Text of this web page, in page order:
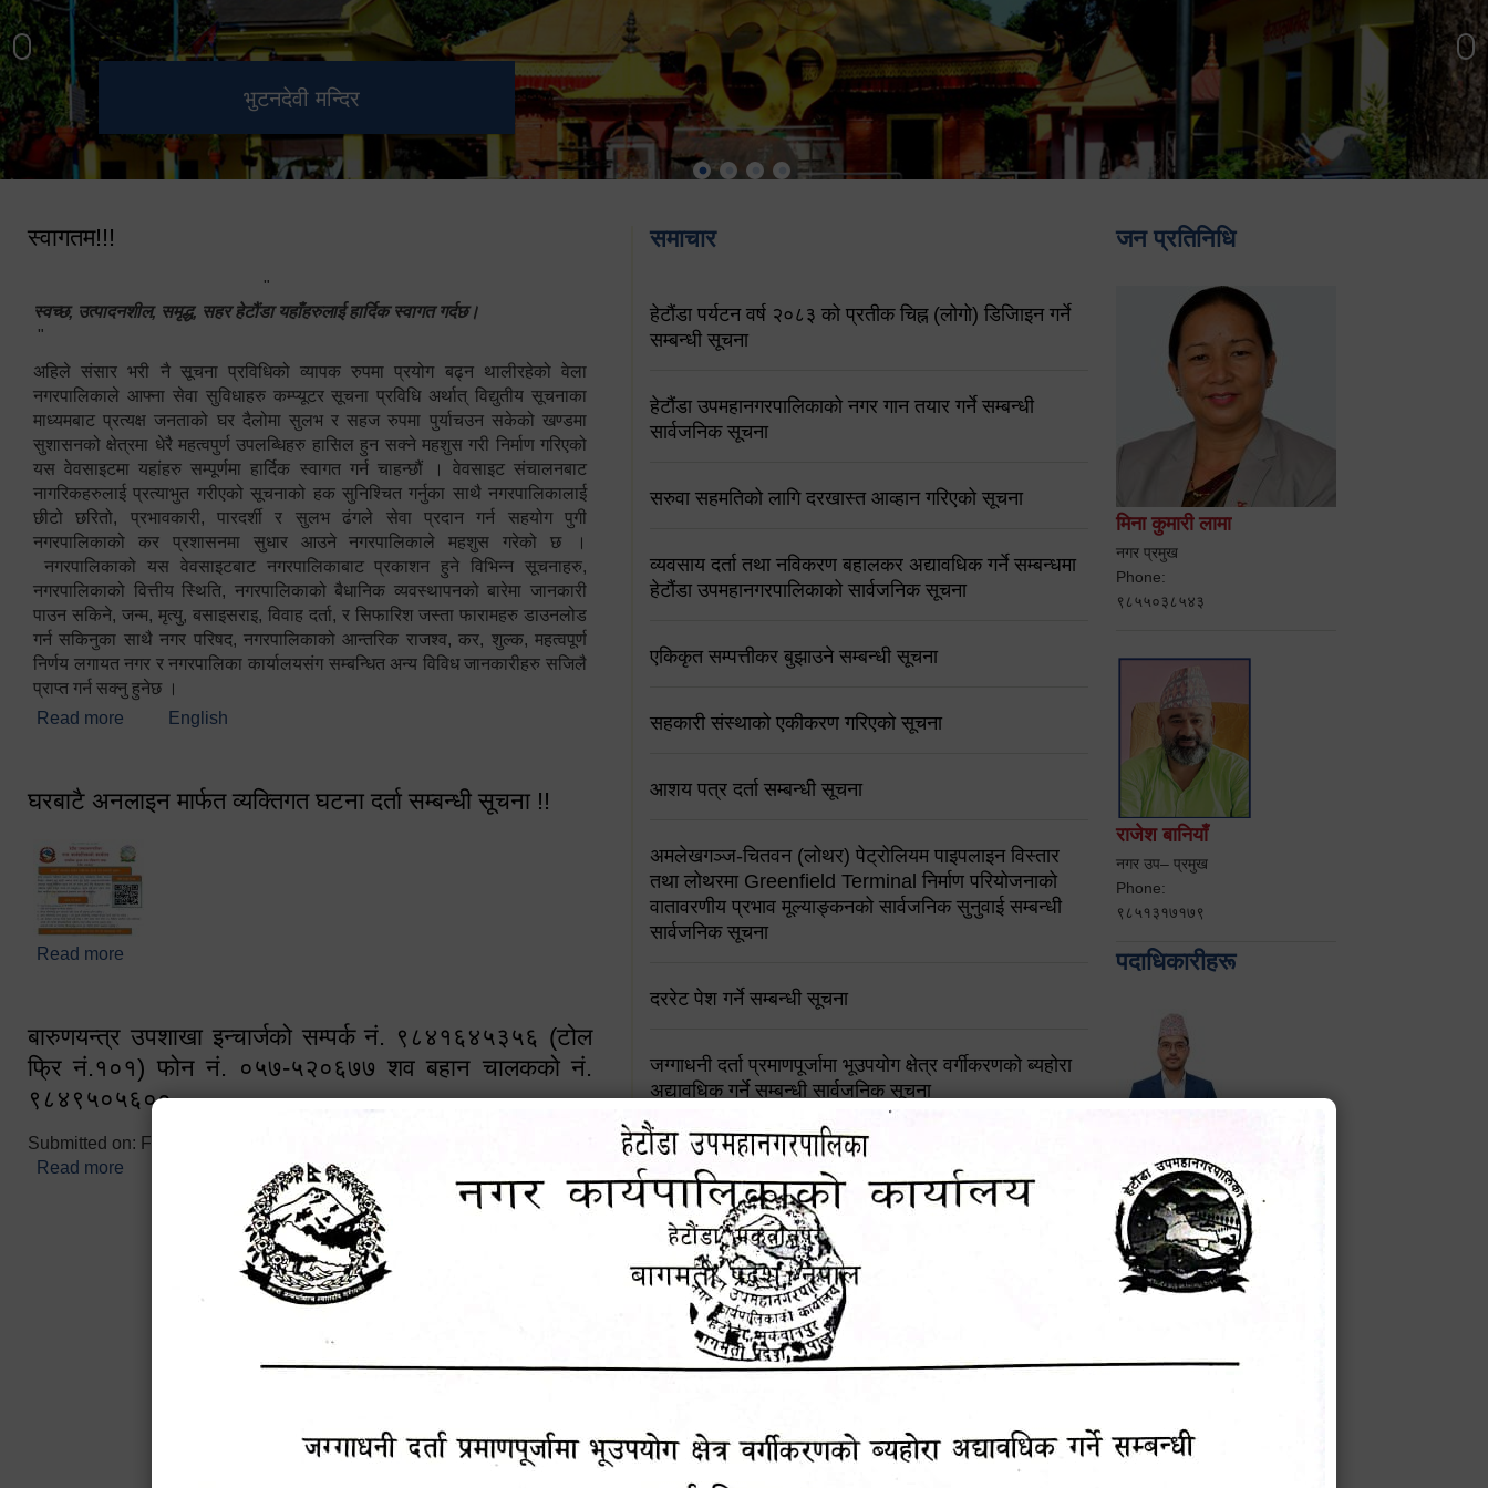
भुटनदेवी मन्दिर
स्मारक
हेटौंडा उपमहानगरपालिका नगर
कार्यपालिकाको कार्यालय
मनकामना डाँडाबाट देखिएको दृश्य
स्वागतम!!!
"
स्वच्छ, उत्पादनशील, समृद्ध, सहर हेटौंडा यहाँहरुलाई हार्दिक स्वागत गर्दछ।
"
अहिले संसार भरी नै सूचना प्रविधिको व्यापक रुपमा प्रयोग बढ्न थालीरहेको वेला
नगरपालिकाले आफ्ना सेवा सुविधाहरु कम्प्यूटर सूचना प्रविधि अर्थात् विद्युतीय सूचनाका
माध्यमबाट प्रत्यक्ष जनताको घर दैलोमा सुलभ र सहज रुपमा पुर्याचउन सकेको खण्डमा
सुशासनको क्षेत्रमा धेरै महत्वपुर्ण उपलब्धिहरु हासिल हुन सक्ने महशुस गरी निर्माण गरिएको
यस वेवसाइटमा यहांहरु सम्पूर्णमा हार्दिक स्वागत गर्न चाहन्छौं । वेवसाइट संचालनबाट
नागरिकहरुलाई प्रत्याभुत गरीएको सूचनाको हक सुनिश्चित गर्नुका साथै नगरपालिकालाई
छीटो छरितो, प्रभावकारी, पारदर्शी र सुलभ ढंगले सेवा प्रदान गर्न सहयोग पुगी
नगरपालिकाको कर प्रशासनमा सुधार आउने नगरपालिकाले महशुस गरेको छ ।
नगरपालिकाको यस वेवसाइटबाट नगरपालिकाबाट प्रकाशन हुने विभिन्न सूचनाहरु,
नगरपालिकाको वित्तीय स्थिति, नगरपालिकाको बैधानिक व्यवस्थापनको बारेमा जानकारी
पाउन सकिने, जन्म, मृत्यु, बसाइसराइ, विवाह दर्ता, र सिफारिश जस्ता फारामहरु डाउनलोड
गर्न सकिनुका साथै नगर परिषद, नगरपालिकाको आन्तरिक राजश्व, कर, शुल्क, महत्वपूर्ण
निर्णय लगायत नगर र नगरपालिका कार्यालयसंग सम्बन्धित अन्य विविध जानकारीहरु सजिलै
प्राप्त गर्न सक्नु हुनेछ ।
Read more about स्वागतम!!!
English
घरबाटै अनलाइन मार्फत व्यक्तिगत घटना दर्ता सम्बन्धी सूचना !!
Read more
बारुणयन्त्र उपशाखा इन्चार्जको सम्पर्क नं. ९८४१६४५३५६ (टोल
फ्रि नं.१०१) फोन नं. ०५७-५२०६७७ शव बहान चालकको नं.
९८४९५०५६००
Submitted on: Fri, 02/25/2022 - 10:50
Read more about बारुणयन्त्र उपशाखा इन्चार्जको सम्पर्क नं. ९८४१६४५३५६ (टोल फ्रि
नं.१०१) फोन नं. ०५७-५२०६७७ शव बहान चालकको नं. ९८४९५०५६००
समाचार
हेटौंडा पर्यटन वर्ष २०८३ को प्रतीक चिह्न (लोगो) डिजिाइन गर्ने
सम्बन्धी सूचना
हेटौंडा उपमहानगरपालिकाको नगर गान तयार गर्ने सम्बन्धी
सार्वजनिक सूचना
सरुवा सहमतिको लागि दरखास्त आव्हान गरिएको सूचना
व्यवसाय दर्ता तथा नविकरण बहालकर अद्यावधिक गर्ने सम्बन्धमा
हेटौंडा उपमहानगरपालिकाको सार्वजनिक सूचना
एकिकृत सम्पत्तीकर बुझाउने सम्बन्धी सूचना
सहकारी संस्थाको एकीकरण गरिएको सूचना
आशय पत्र दर्ता सम्बन्धी सूचना
अमलेखगञ्ज-चितवन (लोथर) पेट्रोलियम पाइपलाइन विस्तार
तथा लोथरमा Greenfield Terminal निर्माण परियोजनाको
वातावरणीय प्रभाव मूल्याङ्कनको सार्वजनिक सुनुवाई सम्बन्धी
सार्वजनिक सूचना
दररेट पेश गर्ने सम्बन्धी सूचना
जग्गाधनी दर्ता प्रमाणपूर्जामा भूउपयोग क्षेत्र वर्गीकरणको ब्यहोरा
अद्यावधिक गर्ने सम्बन्धी सार्वजनिक सूचना
आशय पत्र दर्ता सम्बन्धी सूचना
शिक्षक सरुवा सहमतिका लागि दरखास्त आव्हान सम्बन्धी सूचना !
हेटौंडा उपमहानगरपालिकाको सूची दर्ता सम्बन्धी सूचना
चुरियामाई सुरुङको संरक्षण तथा व्यवस्थापनको जिम्मेवारी
पोषाक र परिचयपत्र अनिवार्य लगाउने सम्बन्धमा ।
जन प्रतिनिधि
मिना कुमारी लामा
नगर प्रमुख
Phone:
९८५५०३८५४३
राजेश बानियाँ
नगर उप– प्रमुख
Phone:
९८५१३१७१७९
पदाधिकारीहरू
प्रमुख प्रशासकीय अधिकृत
Phone: 9855010111
सविन न्यौपाने